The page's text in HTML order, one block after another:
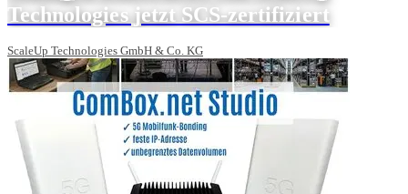
Technologies jetzt SCS-zertifiziert
ScaleUp Technologies GmbH & Co. KG